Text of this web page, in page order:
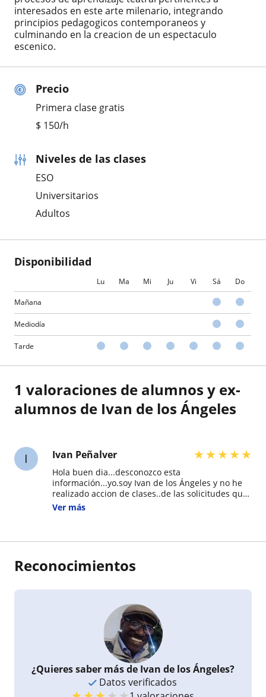
Precio
Primera clase gratis
$ 150/h
Niveles de las clases
ESO
Universitarios
Adultos
Disponibilidad
Lu Ma Mi Ju Vi Sá Do
Mañana
Mediodía
Tarde
interesados en este arte milenario, integrando
principios pedagogicos contemporaneos y
culminando en la creacion de un espectaculo
escenico.
1 valoraciones de alumnos y ex-
alumnos de Ivan de los Ángeles
I Ivan Peñalver ★★★★★
Hola buen dia...desconozco esta
información...yo.soy Ivan de los Ángeles y no he
realizado accion de clases..de las solicitudes que
me han llegado y que he respondido mi
Ver más
Reconocimientos
¿Quieres saber más de Ivan de los Ángeles?
Datos verificados